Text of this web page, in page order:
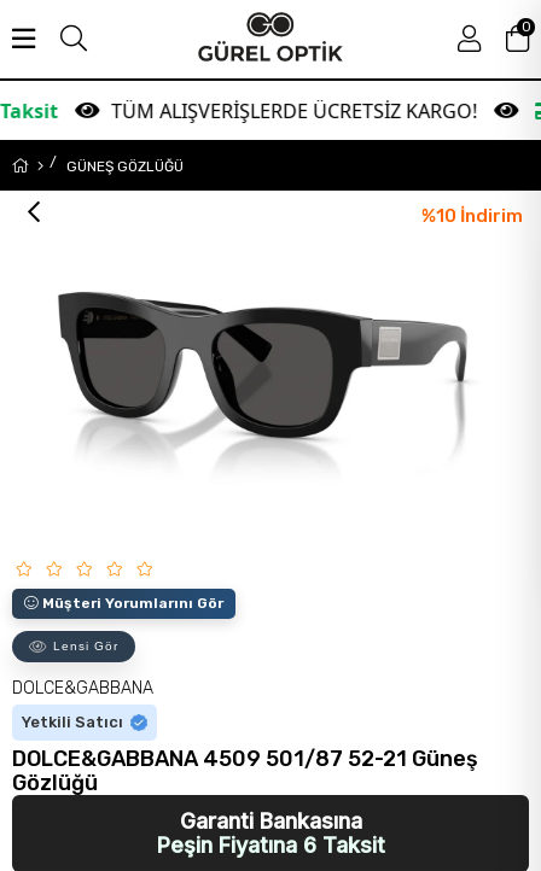
TÜM ALIŞVERİŞLERDE ÜCRETSİZ KARGO!
0
GÜNEŞ GÖZLÜĞÜ
%10 İndirim
Müşteri Yorumlarını Gör
Lensi Gör
DOLCE&GABBANA
Yetkili Satıcı
DOLCE&GABBANA 4509 501/87 52-21 Güneş
Gözlüğü
Garanti Bankasına
Peşin Fiyatına 6 Taksit